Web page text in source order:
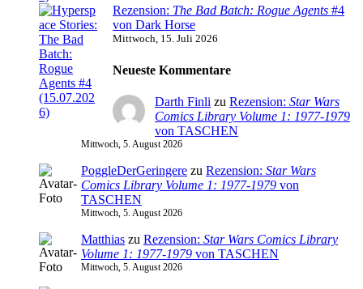
Rezension: The Bad Batch: Rogue Agents #4
von Dark Horse
Mittwoch, 15. Juli 2026
Neueste Kommentare
Darth Finli zu Rezension: Star Wars
Comics Library Volume 1: 1977-1979
von TASCHEN
Mittwoch, 5. August 2026
PoggleDerGeringere zu Rezension: Star Wars
Comics Library Volume 1: 1977-1979 von
TASCHEN
Mittwoch, 5. August 2026
Matthias zu Rezension: Star Wars Comics Library
Volume 1: 1977-1979 von TASCHEN
Mittwoch, 5. August 2026